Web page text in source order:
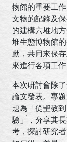
物館的重要工
文物的記錄及
的建構六堆地
堆生態博物館
動，共同來保
來進行各項工
本次研討會除
論文發表。專
題為「從聖教
驗」，分享其
考，探討研究